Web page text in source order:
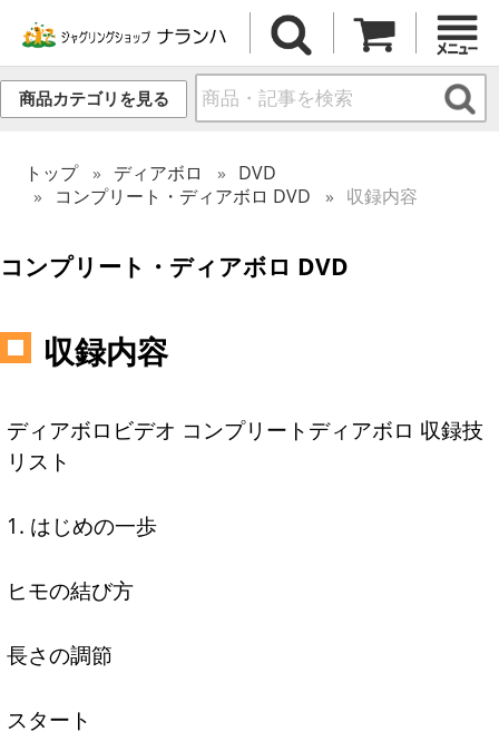
商品カテゴリを見る
トップ ディアボロ
DVD
コンプリート・ディアボロ DVD
収録内容
コンプリート・ディアボロ DVD
収録内容
ディアボロビデオ コンプリートディアボロ 収録技
リスト
1. はじめの一歩
ヒモの結び方
長さの調節
スタート